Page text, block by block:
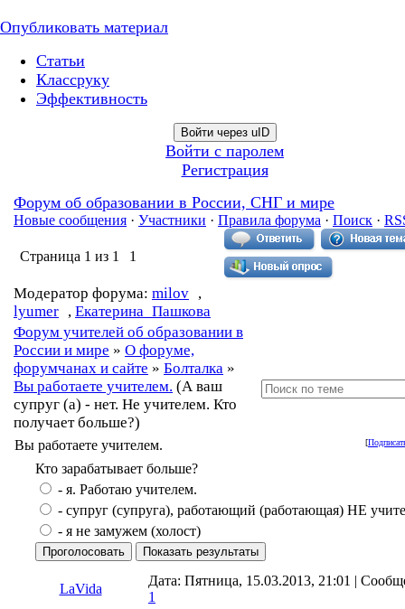
Опубликовать материал
Статьи
Классруку
Эффективность
Войти через uID
Войти с паролем
Регистрация
Форум об образовании в России, СНГ и мире
Новые сообщения · Участники · Правила форума · Поиск ·
Страница 1 из 1 1
Модератор форума: milov ,
lyumer , Екатерина_Пашкова
Форум учителей об образовании в
России и мире » О форуме,
форумчанах и сайте » Болталка »
Вы работаете учителем. (А ваш
супруг (а) - нет. Не учителем. Кто
получает больше?)
[
Вы работаете учителем.
Кто зарабатывает больше?
- я. Работаю учителем.
- супруг (супруга), работающий (работающая) НЕ
- я не замужем (холост)
LaVida
Дата: Пятница, 15.03.2013, 21:01 |
1